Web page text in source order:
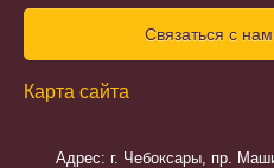
Связаться с
Карта сайта
Адрес: г. Чебоксары, пр.